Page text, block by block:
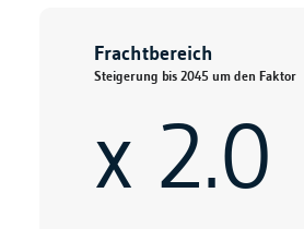
Frachtbereich
Steigerung bis 2045 um den Faktor
x 2.0